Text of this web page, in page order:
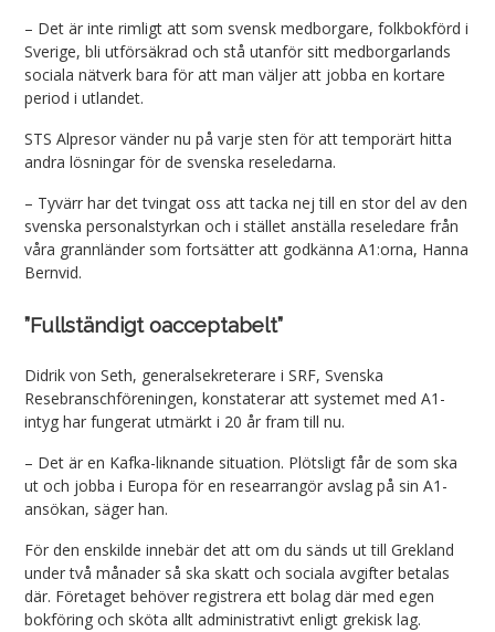
– Det är inte rimligt att som svensk medborgare, folkbokförd i
Sverige, bli utförsäkrad och stå utanför sitt medborgarlands
sociala nätverk bara för att man väljer att jobba en kortare
period i utlandet.
STS Alpresor vänder nu på varje sten för att temporärt hitta
andra lösningar för de svenska reseledarna.
– Tyvärr har det tvingat oss att tacka nej till en stor del av den
svenska personalstyrkan och i stället anställa reseledare från
våra grannländer som fortsätter att godkänna A1:orna, Hanna
Bernvid.
”Fullständigt oacceptabelt”
Didrik von Seth, generalsekreterare i SRF, Svenska
Resebranschföreningen, konstaterar att systemet med A1-
intyg har fungerat utmärkt i 20 år fram till nu.
– Det är en Kafka-liknande situation. Plötsligt får de som ska
ut och jobba i Europa för en researrangör avslag på sin A1-
ansökan, säger han.
För den enskilde innebär det att om du sänds ut till Grekland
under två månader så ska skatt och sociala avgifter betalas
där. Företaget behöver registrera ett bolag där med egen
bokföring och sköta allt administrativt enligt grekisk lag.